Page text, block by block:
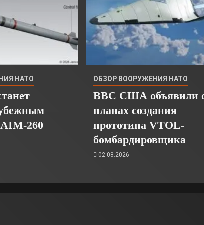
НАТО
260
ОБЗОР ВООРУЖЕНИЯ НАТО
ВВС США объявили
планах создания
прототипа VTOL-
бомбардировщика
02.08.2026